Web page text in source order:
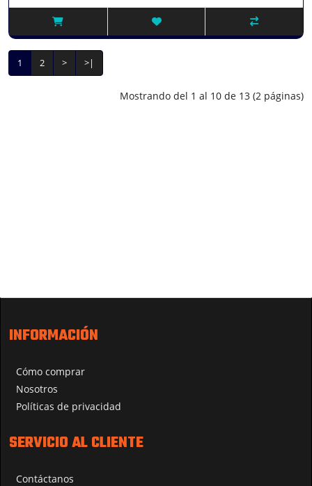
1 2 > >|
Mostrando del 1 al 10 de 13 (2 páginas)
INFORMACIÓN
Cómo comprar
Nosotros
Políticas de privacidad
SERVICIO AL CLIENTE
Contáctanos